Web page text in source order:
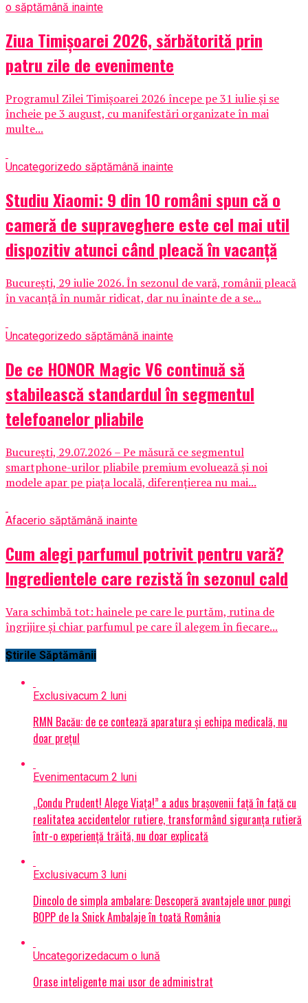
o săptămână inainte
Ziua Timișoarei 2026, sărbătorită prin
patru zile de evenimente
Programul Zilei Timișoarei 2026 începe pe 31 iulie și se
încheie pe 3 august, cu manifestări organizate în mai
multe...
Uncategorizedo săptămână inainte
Studiu Xiaomi: 9 din 10 români spun că o
cameră de supraveghere este cel mai util
dispozitiv atunci când pleacă în vacanță
București, 29 iulie 2026. În sezonul de vară, românii pleacă
în vacanță în număr ridicat, dar nu înainte de a se...
Uncategorizedo săptămână inainte
De ce HONOR Magic V6 continuă să
stabilească standardul în segmentul
telefoanelor pliabile
București, 29.07.2026 – Pe măsură ce segmentul
smartphone-urilor pliabile premium evoluează și noi
modele apar pe piața locală, diferențierea nu mai...
Afacerio săptămână inainte
Cum alegi parfumul potrivit pentru vară?
Ingredientele care rezistă în sezonul cald
Vara schimbă tot: hainele pe care le purtăm, rutina de
îngrijire și chiar parfumul pe care îl alegem în fiecare...
Știrile Săptămânii
Exclusivacum 2 luni
RMN Bacău: de ce contează aparatura și echipa medicală, nu
doar prețul
Evenimentacum 2 luni
„Condu Prudent! Alege Viața!” a adus brașovenii față în față cu
realitatea accidentelor rutiere, transformând siguranța rutieră
într-o experiență trăită, nu doar explicată
Exclusivacum 3 luni
Dincolo de simpla ambalare: Descoperă avantajele unor pungi
BOPP de la Snick Ambalaje în toată România
Uncategorizedacum o lună
Orase inteligente mai usor de administrat